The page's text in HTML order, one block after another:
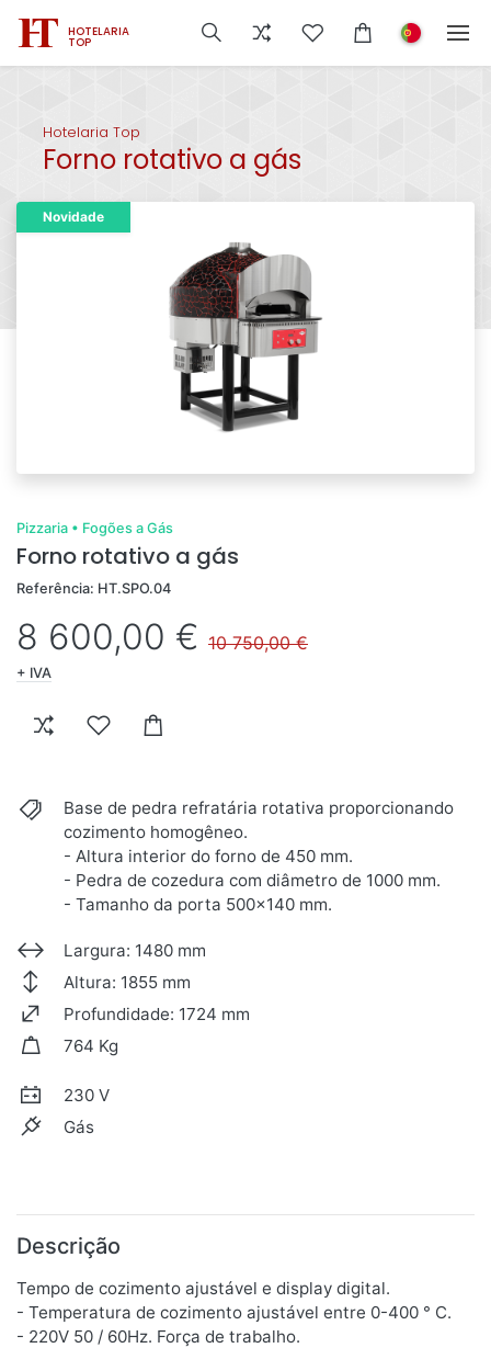
HOTELARIA
TOP
Hotelaria Top
Forno rotativo a gás
Novidade
Pizzaria • Fogões a Gás
Forno rotativo a gás
Referência: HT.SPO.04
8 600,00 € 10 750,00 €
+ IVA
Base de pedra refratária rotativa proporcionando
cozimento homogêneo.
- Altura interior do forno de 450 mm.
- Pedra de cozedura com diâmetro de 1000 mm.
- Tamanho da porta 500x140 mm.
Largura: 1480 mm
Altura: 1855 mm
Profundidade: 1724 mm
764 Kg
230 V
Gás
Descrição
Tempo de cozimento ajustável e display digital.
- Temperatura de cozimento ajustável entre 0-400 ° C.
- 220V 50 / 60Hz. Força de trabalho.